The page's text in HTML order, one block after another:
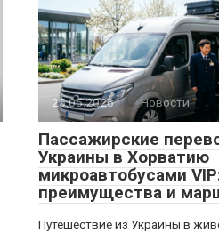
25.05.2026 Новости
Пассажирские
Украины в Хорватию
микроавтобусами
преимущества и
Путешествие из Украины в